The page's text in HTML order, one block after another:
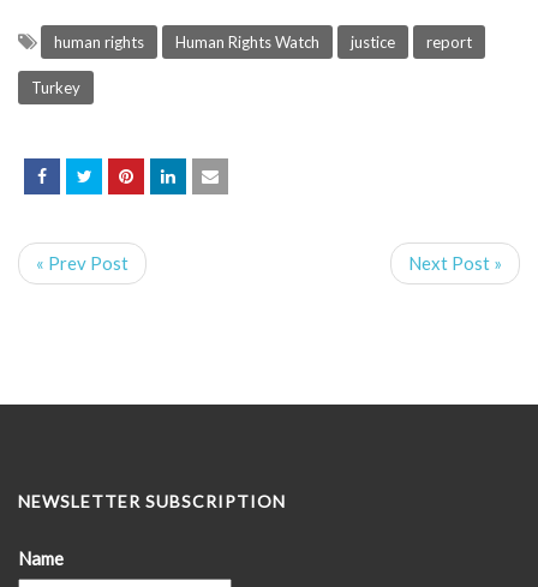
human rights Human Rights Watch justice report
Turkey
« Prev Post Next Post »
NEWSLETTER SUBSCRIPTION
Name